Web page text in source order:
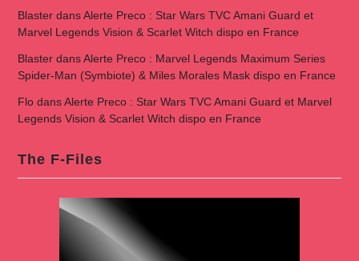
BlasterdansAlerte Preco : Star Wars TVC Amani Guard et
Marvel Legends Vision & Scarlet Witch dispo en France
BlasterdansAlerte Preco : Marvel Legends Maximum Series
Spider-Man (Symbiote) & Miles Morales Mask dispo en France
FlodansAlerte Preco : Star Wars TVC Amani Guard et Marvel
Legends Vision & Scarlet Witch dispo en France
The F-Files